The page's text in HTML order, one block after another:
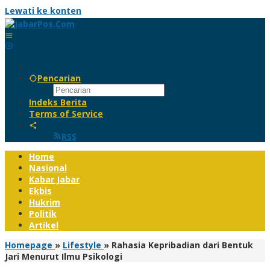
Lewati ke konten
Pencarian
Indeks Berita
Terms of Service
RSS
Home
Nasional
Kabar Jabar
Ekbis
Hukrim
Politik
Artikel
Homepage » Lifestyle » Rahasia Kepribadian dari Bentuk
Jari Menurut Ilmu Psikologi